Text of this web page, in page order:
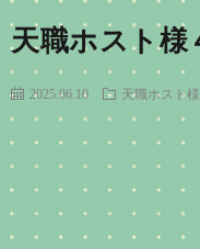
天職ホスト様
2025.06.10 天職ホスト様